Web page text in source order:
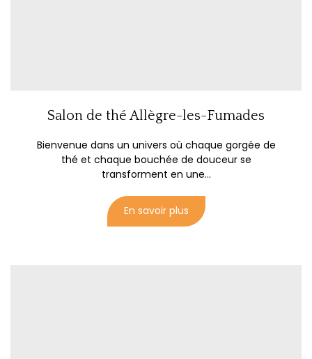
Salon de thé Allègre-les-Fumades
Bienvenue dans un univers où chaque gorgée de
thé et chaque bouchée de douceur se
transforment en une...
En savoir plus